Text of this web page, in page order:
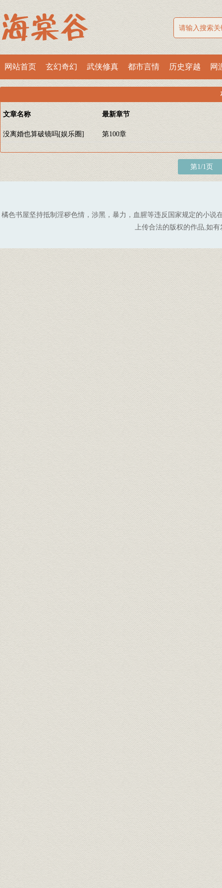
网站首页 玄幻奇幻 武侠修真 都市言情 历史穿越 网
文章名称 最新章节
没离婚也算破镜吗[娱乐圈] 第100章
第1/1页
橘色书屋坚持抵制淫秽色情，涉黑，暴力，血腥等违反国家规定的小
上传合法的版权的作品,如